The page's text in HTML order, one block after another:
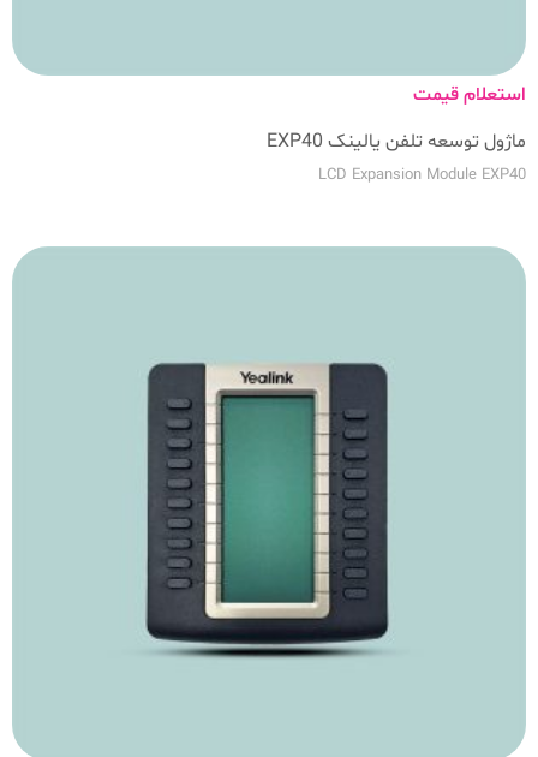
استعلام قیمت
ماژول توسعه تلفن یالینک EXP40
LCD Expansion Module EXP40